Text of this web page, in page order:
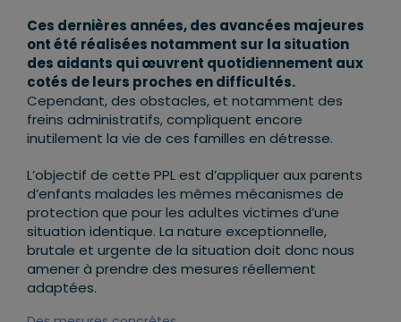
Ces dernières années, des avancées majeures
ont été réalisées notamment sur la situation
des aidants qui œuvrent quotidiennement aux
cotés de leurs proches en difficultés.
Cependant, des obstacles, et notamment des
freins administratifs, compliquent encore
inutilement la vie de ces familles en détresse.
L’objectif de cette PPL est d’appliquer aux parents
d’enfants malades les mêmes mécanismes de
protection que pour les adultes victimes d’une
situation identique. La nature exceptionnelle,
brutale et urgente de la situation doit donc nous
amener à prendre des mesures réellement
adaptées.